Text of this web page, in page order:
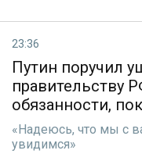
23:36
Путин поручил
правительству
обязанности,
«Надеюсь, что мы с
увидимся»